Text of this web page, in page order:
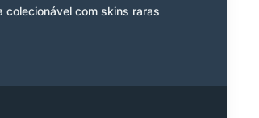
colecionável com skins raras